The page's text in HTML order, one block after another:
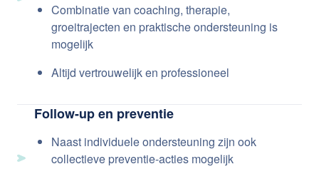
Combinatie van coaching, therapie,
groeitrajecten en praktische ondersteuning is
mogelijk
Altijd vertrouwelijk en professioneel
Follow-up en preventie
Naast individuele ondersteuning zijn ook
collectieve preventie-acties mogelijk